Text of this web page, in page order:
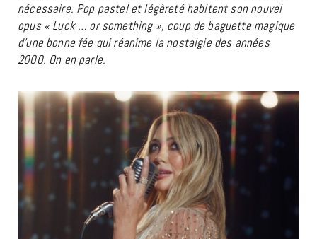
nécessaire. Pop pastel et légèreté habitent son nouvel
opus « Luck … or something », coup de baguette magique
d’une bonne fée qui réanime la nostalgie des années
2000. On en parle.